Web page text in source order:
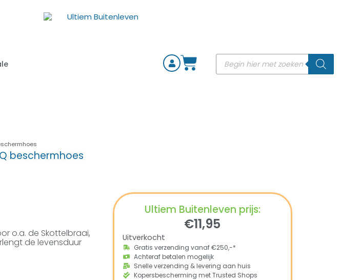
beschermhoes
o.a. de Skottelbraai,
de levensduur
Ultiem Buitenleven prijs:
€11,95
Uitverkocht
Gratis verzending vanaf €250,-*
Achteraf betalen mogelijk
Snelle verzending & levering aan huis
Kopersbescherming met Trusted Shops